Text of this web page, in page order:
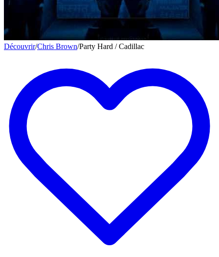
Découvrir/Chris Brown/Party Hard / Cadillac